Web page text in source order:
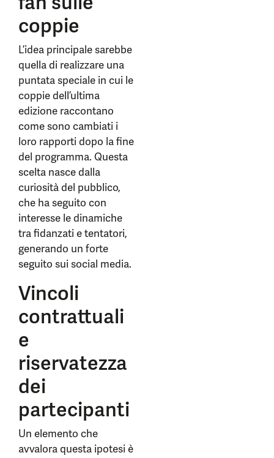
coppie
L’idea principale sarebbe
quella di realizzare una
puntata speciale in cui le
coppie dell’ultima
edizione raccontano
come sono cambiati i
loro rapporti dopo la fine
del programma. Questa
scelta nasce dalla
curiosità del pubblico,
che ha seguito con
interesse le dinamiche
tra fidanzati e tentatori,
generando un forte
seguito sui social media.
Vincoli
contrattuali
e
riservatezza
dei
partecipanti
Un elemento che
avvalora questa ipotesi è